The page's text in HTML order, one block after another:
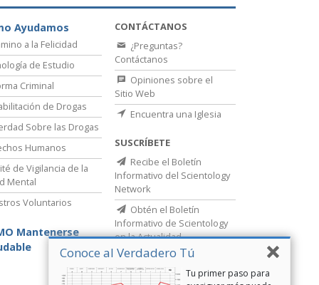
Conoce al Verdadero Tú
Tu primer paso para
Ayudamos
a la Felicidad
de Estudio
Criminal
de Drogas
Sobre las Drogas
Humanos
de Vigilancia de la
Mental
Voluntarios
Mantenerse
CONTÁCTANOS
¿Preguntas?
Contáctanos
Opiniones sobre el
Sitio Web
Encuentra una Iglesia
SUSCRÍBETE
Recibe el Boletín
Informativo del Scientology
Network
Obtén el Boletín
Informativo de Scientology
en la Actualidad